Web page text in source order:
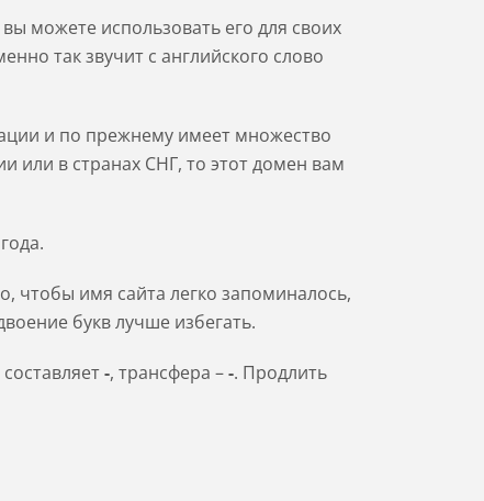
можете использовать его для своих
так звучит с английского слово
и по прежнему имеет множество
или в странах СНГ, то этот домен вам
чтобы имя сайта легко запоминалось,
букв лучше избегать.
-, трансфера –-. Продлить